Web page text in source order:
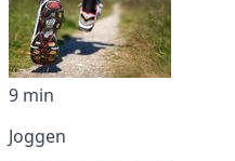
9 min
Joggen